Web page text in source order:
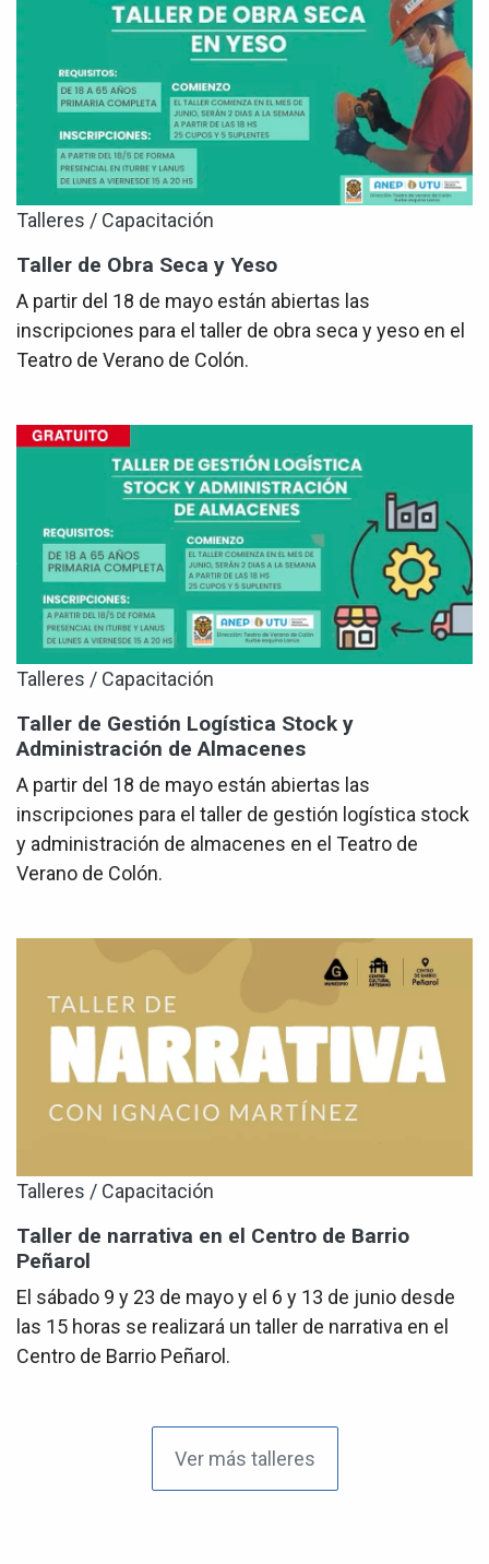
Talleres / Capacitación
Taller de Obra Seca y Yeso
A partir del 18 de mayo están abiertas las
inscripciones para el taller de obra seca y yeso en el
Teatro de Verano de Colón.
Talleres / Capacitación
Taller de Gestión Logística Stock y
Administración de Almacenes
A partir del 18 de mayo están abiertas las
inscripciones para el taller de gestión logística stock
y administración de almacenes en el Teatro de
Verano de Colón.
Talleres / Capacitación
Taller de narrativa en el Centro de Barrio
Peñarol
El sábado 9 y 23 de mayo y el 6 y 13 de junio desde
las 15 horas se realizará un taller de narrativa en el
Centro de Barrio Peñarol.
Ver más talleres